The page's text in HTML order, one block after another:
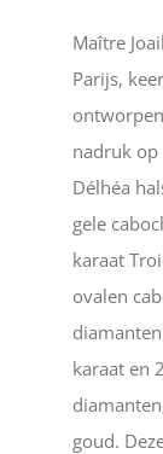
Maître
Parijs,
nadruk op
Délhéa
gele
karaat
ovalen
karaat en
goud.